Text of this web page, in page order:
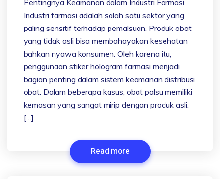
Pentingnya Keamanan dalam Industri Farmasi
Industri farmasi adalah salah satu sektor yang
paling sensitif terhadap pemalsuan. Produk obat
yang tidak asli bisa membahayakan kesehatan
bahkan nyawa konsumen. Oleh karena itu,
penggunaan stiker hologram farmasi menjadi
bagian penting dalam sistem keamanan distribusi
obat. Dalam beberapa kasus, obat palsu memiliki
kemasan yang sangat mirip dengan produk asli.
[…]
Read more